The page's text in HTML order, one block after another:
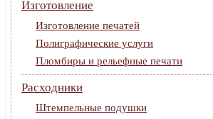
Изготовление
Изготовление печатей
Полиграфические услуги
Пломбиры и рельефные печати
Расходники
Штемпельные подушки